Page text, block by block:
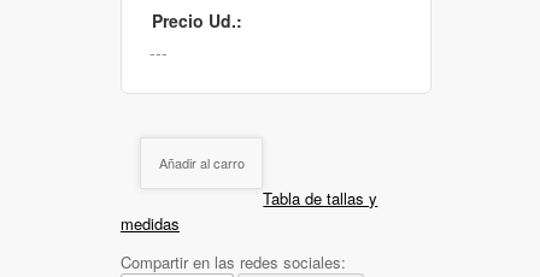
Precio Ud.:
Añadir al carro
Tabla de tallas y
medidas
Compartir en las redes sociales: